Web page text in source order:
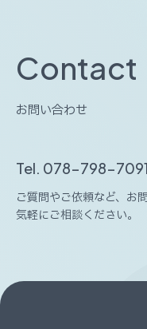
Contact
お問い合わせ
Tel. 078-798-7091
ご質問やご依頼など、 お
気軽にご相談ください。